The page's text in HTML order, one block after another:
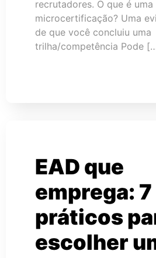
recrutadores. O que é uma
microcertificação? Uma
de que você concluiu uma
trilha/competência Pode
EAD que
emprega:
práticos
escolher